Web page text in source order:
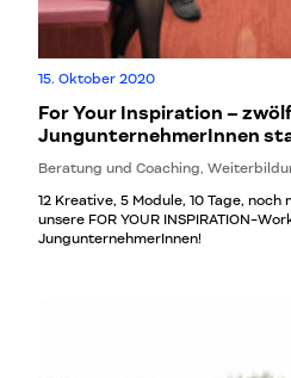
15. Oktober 2020
For Your Inspiration – zwölf
JungunternehmerInnen
Beratung und Coaching,
12 Kreative, 5 Module, 10 Tage,
unsere FOR YOUR INSPIRATION-
JungunternehmerInnen!